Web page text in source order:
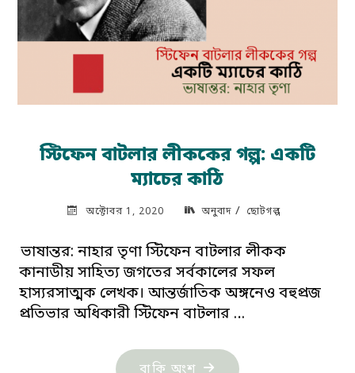
স্টিফেন বাটলার লীককের গল্প: একটি
ম্যাচের কাঠি
অক্টোবর 1, 2020 অনুবাদ / ছোটগল্প
ভাষান্তর: নাহার তৃণা স্টিফেন বাটলার লীকক
কানাডীয় সাহিত্য জগতের সর্বকালের সফল
হাস্যরসাত্মক লেখক। আন্তর্জাতিক অঙ্গনেও বহুপ্রজ
প্রতিভার অধিকারী স্টিফেন বাটলার …
"স্টিফেন